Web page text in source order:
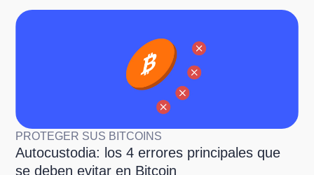
PROTEGER SUS BITCOINS
Autocustodia: los 4 errores principales que
se deben evitar en Bitcoin